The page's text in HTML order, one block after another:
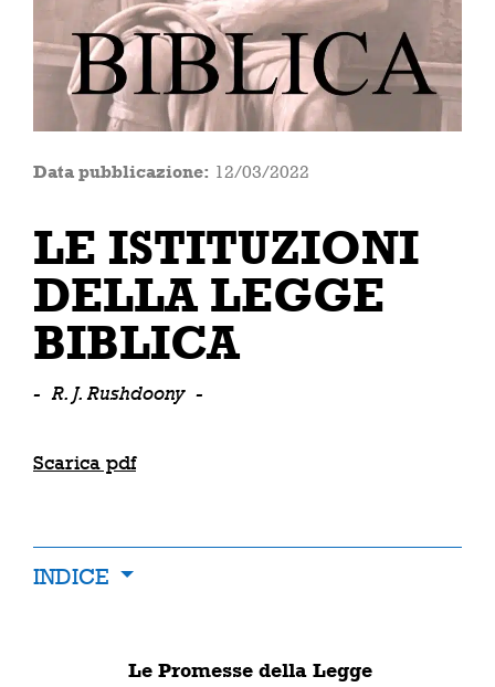
Data pubblicazione: 12/03/2022
LE ISTITUZIONI
DELLA LEGGE
BIBLICA
- R. J. Rushdoony -
Scarica pdf
INDICE
Le Promesse della Legge